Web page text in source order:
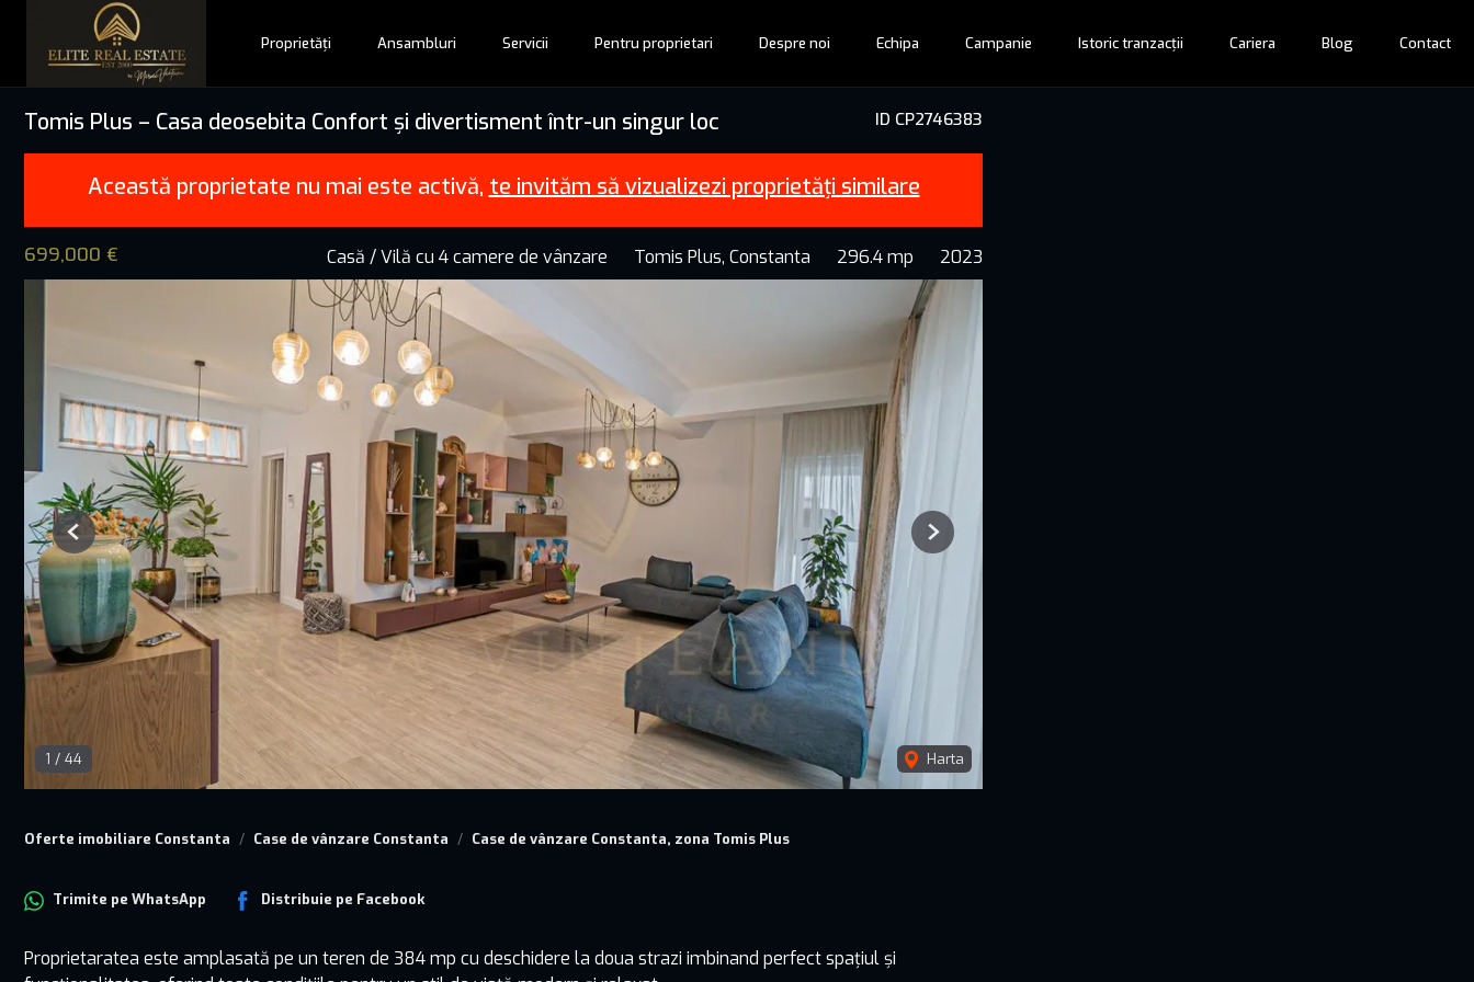
Proprietăți Ansambluri Servicii Pentru proprietari Despre noi Echipa Campanie Istoric tranzacții Cariera Blog Contact
ID CP2746383
Tomis Plus – Casa deosebita Confort și divertisment într-un singur loc
Această proprietate nu mai este activă, te invităm să vizualizezi proprietăți similare
699,000 € Casă / Vilă cu 4 camere de vânzare Tomis Plus, Constanta 296.4 mp 2023
1 / 44 Harta
Previous Next
Oferte imobiliare Constanta Case de vânzare Constanta Case de vânzare Constanta, zona Tomis Plus
Trimite pe WhatsApp Distribuie pe Facebook
Proprietaratea este amplasată pe un teren de 384 mp cu deschidere la doua strazi imbinand perfect spațiul și